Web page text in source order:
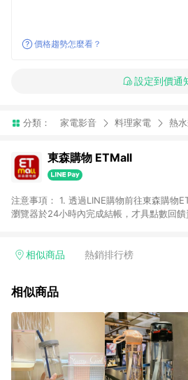
價格趨勢怎麼看？
設定到價通
分類： 家電影音 料理家電 熱
東森購物 ETMall
注意事項： 1. 透過LINE購物前往東森購物
瀏覽器於24小時內完成結帳，才具點數回
單，皆不在點數回饋範圍內。 3. 如購買以
球嚴選、商城、專案商品、「草莓網」全館
回饋。 5. 點數回饋會扣除所有折扣優惠後
實際回饋請依LINE購物通知為主。 6. 訂單
ETMall站內之折扣優惠(包含但不限於東森
券等)，不具點數回饋資格。詳細請依東森
顯示為準。 7. LINE購物設有「單一商品最
相似商品 熱銷排行榜
相似商品